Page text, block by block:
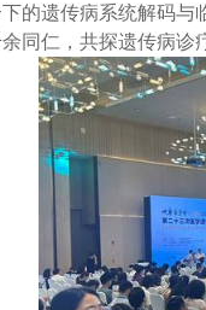
的遗传病系统解码与
同仁，共探遗传病诊